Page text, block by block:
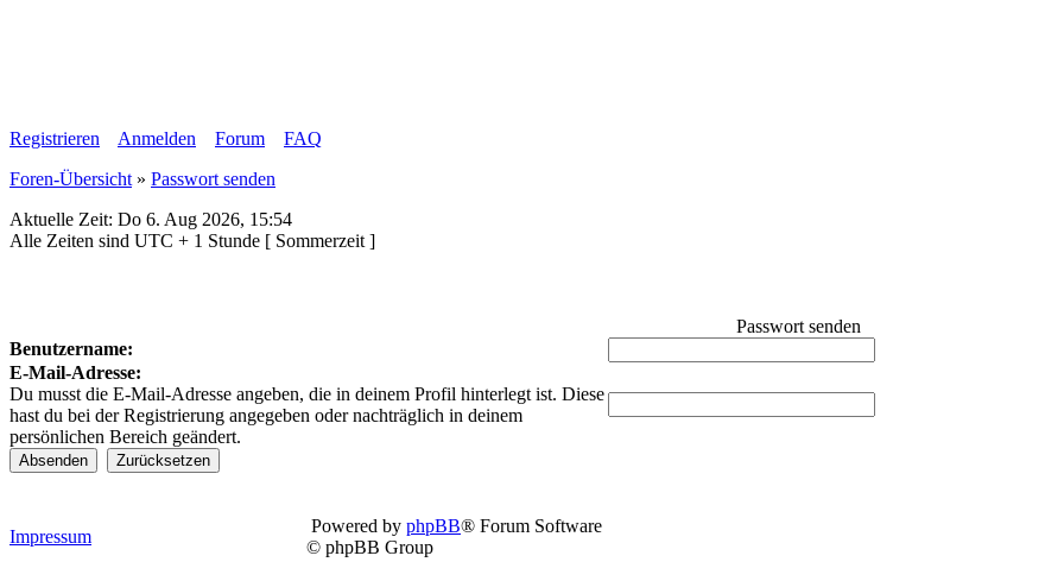
Registrieren Anmelden Forum
FAQ
Foren-Übersicht » Passwort senden
Aktuelle Zeit: Do 6. Aug 2026, 15:54
Alle Zeiten sind UTC + 1 Stunde [ Sommerzeit ]
Passwort senden
Benutzername:
E-Mail-Adresse:
Du musst die E-Mail-Adresse angeben, die in deinem Profil hinterlegt ist. Diese
hast du bei der Registrierung angegeben oder nachträglich in deinem
persönlichen Bereich geändert.
Impressum
Powered by phpBB® Forum Software
© phpBB Group